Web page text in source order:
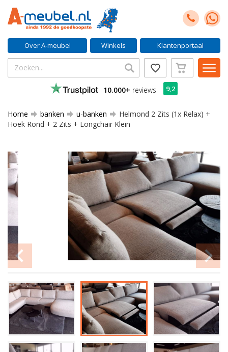
Over A-meubel Winkels Klantenportaal
10.000+ reviews 9,2
Home banken u-banken
Helmond 2 Zits (1x Relax) +
Hoek Rond + 2 Zits + Longchair Klein